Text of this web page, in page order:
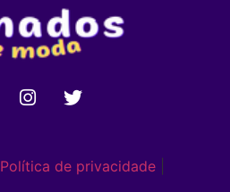
Política de privacidade|